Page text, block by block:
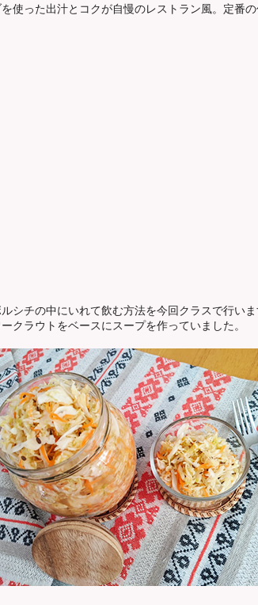
使った出汁とコクが自慢のレストラン風。定番
シチの中にいれて飲む方法を今回クラスで行い
クラウトをベースにスープを作っていました。